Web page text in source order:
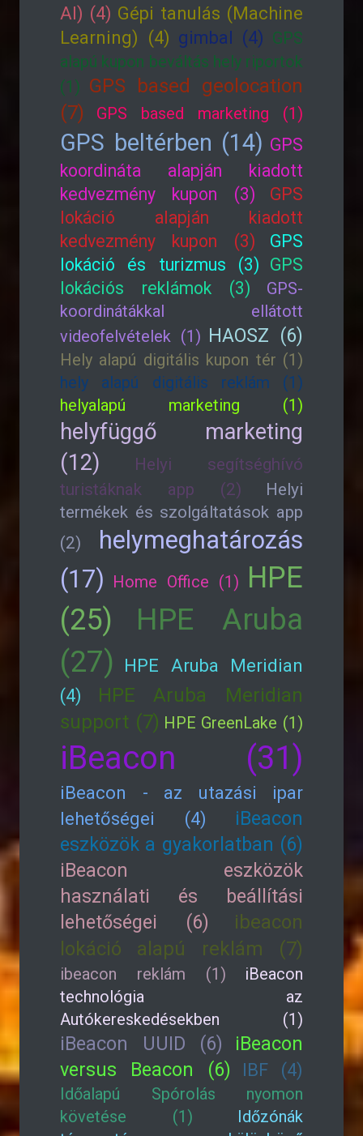
AI) (4) Gépi tanulás (Machine
Learning) (4) gimbal (4) GPS
alapú kupon beváltás hely riportok
(1) GPS based geolocation
(7)
GPS based marketing (1)
GPS beltérben (14) GPS
koordináta alapján kiadott
kedvezmény kupon (3)
GPS
lokáció alapján kiadott
kedvezmény kupon (3)
GPS
lokáció és turizmus (3) GPS
lokációs reklámok (3)
GPS-
koordinátákkal ellátott
videofelvételek (1) HAOSZ (6)
Hely alapú digitális kupon tér (1)
hely alapú digitális reklám (1)
helyalapú marketing (1)
helyfüggő marketing
(12)
Helyi segítséghívó
turistáknak app (2)
Helyi
termékek és szolgáltatások app
(2)
helymeghatározás
(17) Home Office (1) HPE
(25)
HPE Aruba
(27)
HPE Aruba Meridian
(4)
HPE Aruba Meridian
support (7) HPE GreenLake (1)
iBeacon (31)
iBeacon - az utazási ipar
lehetőségei (4)
iBeacon
eszközök a gyakorlatban (6)
iBeacon eszközök
használati és beállítási
lehetőségei (6)
ibeacon
lokáció alapú reklám (7)
ibeacon reklám (1)
iBeacon
technológia az
Autókereskedésekben (1)
iBeacon UUID (6)
iBeacon
versus Beacon (6)
IBF (4)
Időalapú Spórolás nyomon
követése (1)
Időzónák